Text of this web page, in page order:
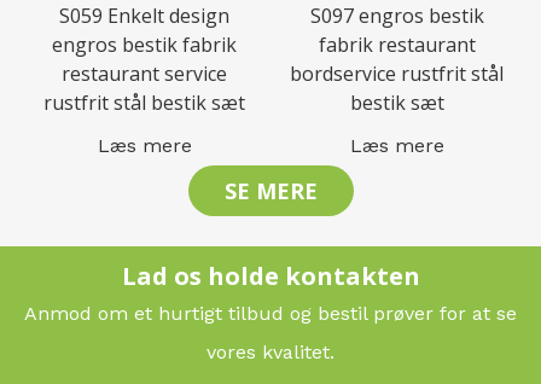
S059 Enkelt design
engros bestik fabrik
restaurant service
rustfrit stål bestik sæt
Læs mere
S097 engros bestik
fabrik restaurant
bordservice rustfrit stål
bestik sæt
Læs mere
SE MERE
Lad os holde kontakten
Anmod om et hurtigt tilbud og bestil prøver for at se
vores kvalitet.